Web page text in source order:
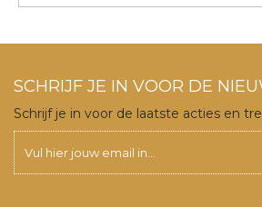
SCHRIJF JE IN VOOR DE
Schrijf je in voor de laatste acties en